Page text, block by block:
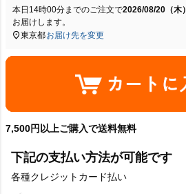
本日 14時00分までのご注文で2026/08/20（木）
お届けします。
東京都お届け先を変更
7,500円以上ご購入で送料無料
下記の支払い方法が可能です
各種クレジットカード払い